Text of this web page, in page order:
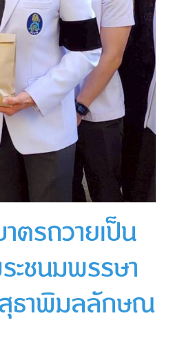
ตรถวายเป็น
ะชนมพรรษา
สุธาพิมลลักษณ